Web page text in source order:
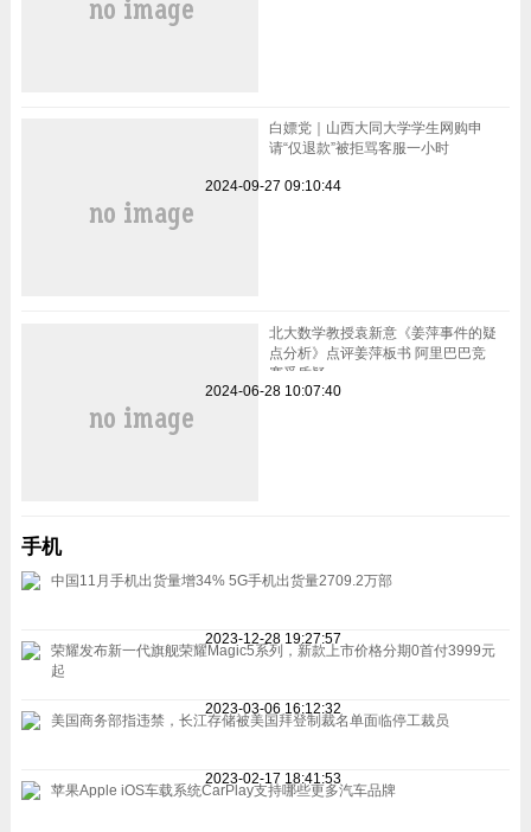
白嫖党｜山西大同大学学生网购申
请“仅退款”被拒骂客服一小时
2024-09-27 09:10:44
北大数学教授袁新意《姜萍事件的疑
点分析》点评姜萍板书 阿里巴巴竞
赛受质疑
2024-06-28 10:07:40
手机
中国11月手机出货量增34% 5G手机出货量2709.2万部
2023-12-28 19:27:57
荣耀发布新一代旗舰荣耀Magic5系列，新款上市价格分期0首付3999元
起
2023-03-06 16:12:32
美国商务部指违禁，长江存储被美国拜登制裁名单面临停工裁员
2023-02-17 18:41:53
苹果Apple iOS车载系统CarPlay支持哪些更多汽车品牌